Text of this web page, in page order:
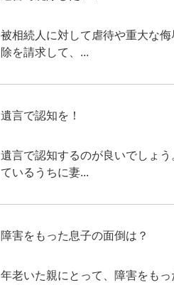
被相続人に対して虐待や重大な
除を請求して、...
遺言で認知を！
遺言で認知するのが良いでしょ
ているうちに妻...
障害をもった息子の面倒は？
年老いた親にとって、障害をも